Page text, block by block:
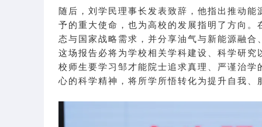
随后，刘学民理事长发表致辞，他指出推动
予的重大使命，也为高校的发展指明了方向
态与国家战略需求，并分享油气与新能源融
这场报告必将为学校相关学科建设、科学研
校师生要学习邹才能院士追求真理、严谨治
心的科学精神，将所学所悟转化为提升自我